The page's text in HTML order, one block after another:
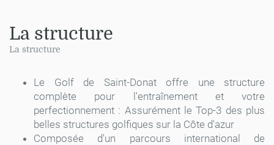
La structure
La structure
Le Golf de Saint-Donat offre une structure
complète pour l'entraînement et votre
perfectionnement : Assurément le Top-3 des plus
belles structures golfiques sur la Côte d'azur
Composée d'un parcours international de